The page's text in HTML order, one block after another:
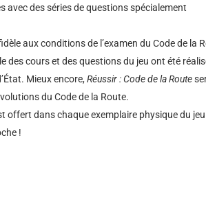
avec des séries de questions spécialement
aux conditions de l’examen du Code de la
des cours et des questions du jeu ont été
Mieux encore, Réussir : Code de la Route
du Code de la Route.
offert dans chaque exemplaire physique du
!